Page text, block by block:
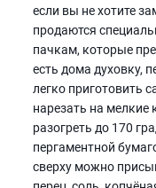
если вы не хотите
продаются
пачкам, которые
есть дома духовку,
легко приготовить
нарезать на мелкие
разогреть до 170
пергаментной
сверху можно